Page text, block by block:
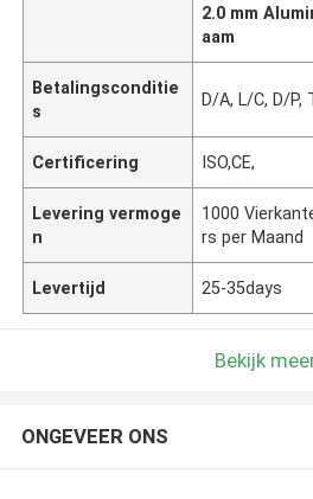
2.0 mm
aam
Betalingsconditie
s
D/A, L/C, D/P,
Certificering ISO,CE,
Levering vermoge
n
1000
rs per Maand
Levertijd 25-35days
Bekijk
ONGEVEER ONS